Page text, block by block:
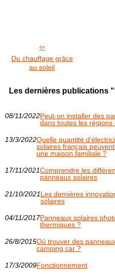
Du chauffage grâce
au soleil
Les dernières publications
08/11/2022Peut-on installer des
dans toutes les régions
13/3/2022Quelle quantité
solaires français
une maison familiale ?
17/11/2021Comprendre les
panneaux solaires
21/10/2021Les dernières
solaires
04/11/2017Panneaux solaires
thermiques ?
26/8/2015Où trouver des
camping car ?
17/3/2009Fonctionnement